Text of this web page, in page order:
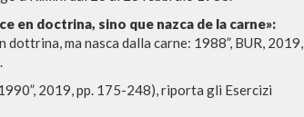
en doctrina, sino que nazca de la carne»:
ma nasca dalla carne: 1988”, BUR, 2019,
2019, pp. 175-248), riporta gli Esercizi